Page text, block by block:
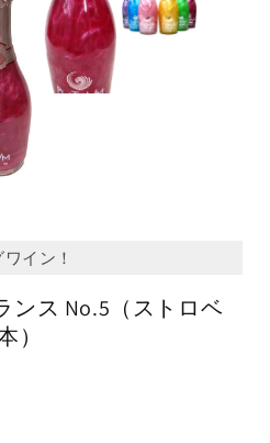
イン！
ンス No.5（ストロベ
）